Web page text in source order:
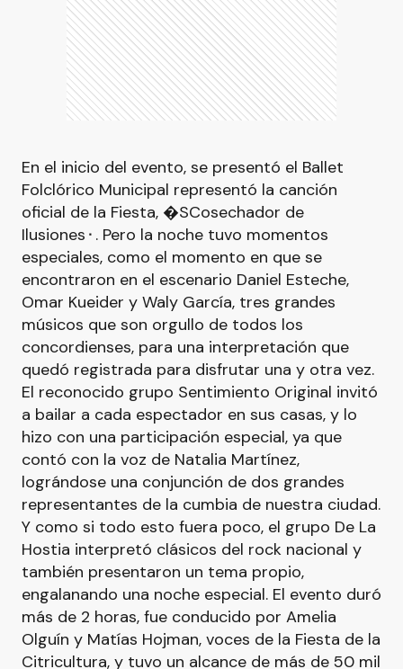
En el inicio del evento, se presentó el Ballet
Folclórico Municipal representó la canción
oficial de la Fiesta, �SCosechador de
Ilusiones⬝. Pero la noche tuvo momentos
especiales, como el momento en que se
encontraron en el escenario Daniel Esteche,
Omar Kueider y Waly García, tres grandes
músicos que son orgullo de todos los
concordienses, para una interpretación que
quedó registrada para disfrutar una y otra vez.
El reconocido grupo Sentimiento Original invitó
a bailar a cada espectador en sus casas, y lo
hizo con una participación especial, ya que
contó con la voz de Natalia Martínez,
lográndose una conjunción de dos grandes
representantes de la cumbia de nuestra ciudad.
Y como si todo esto fuera poco, el grupo De La
Hostia interpretó clásicos del rock nacional y
también presentaron un tema propio,
engalanando una noche especial. El evento duró
más de 2 horas, fue conducido por Amelia
Olguín y Matías Hojman, voces de la Fiesta de la
Citricultura, y tuvo un alcance de más de 50 mil